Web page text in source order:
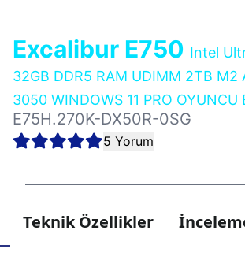
Excalibur E750 Intel
32GB DDR5 RAM UDIMM 2TB M2
3050 WINDOWS 11 PRO OYUNCU
E75H.270K-DX50R-0SG
5 Yorum
Teknik Özellikler